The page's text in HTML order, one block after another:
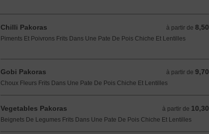
Chilli Pakoras à partir de 8,50
à partir de 8,50 EUR
Piments Et Poivrons Frits Dans Une Pate De Pois Chiche Et Lentilles
Gobi Pakoras à partir de 9,70
à partir de 9,70 EUR
Choux Fleurs Frits Dans Une Pate De Pois Chiche Et Lentilles
Vegetables Pakoras à partir de 10,30
à partir de 10,30 EUR
Beignets De Legumes Frits Dans Une Pate De Pois Chiche Et Lentilles